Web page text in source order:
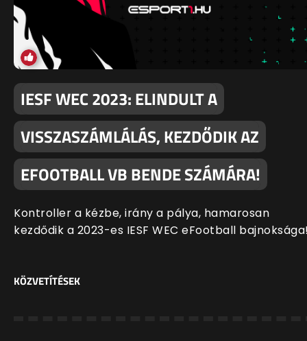
IESF WEC 2023: ELINDULT A
VISSZASZÁMLÁLÁS, KEZDŐDIK AZ
EFOOTBALL VB BENDE SZÁMÁRA!
Kontroller a kézbe, irány a pálya, hamarosan
kezdődik a 2023-es IESF WEC eFootball
KÖZVETÍTÉSEK